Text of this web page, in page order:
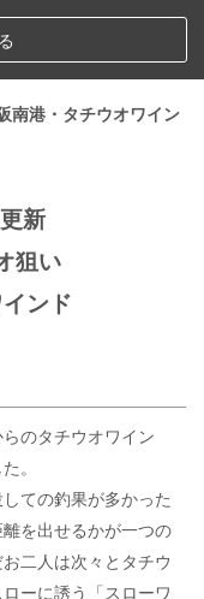
南港・タチウオワイン
新
狙い
ンド
のタチウオワイン
。
ての釣果が多かった
を出せるかが一つの
二人は次々とタチウ
ーに誘う「スローワ